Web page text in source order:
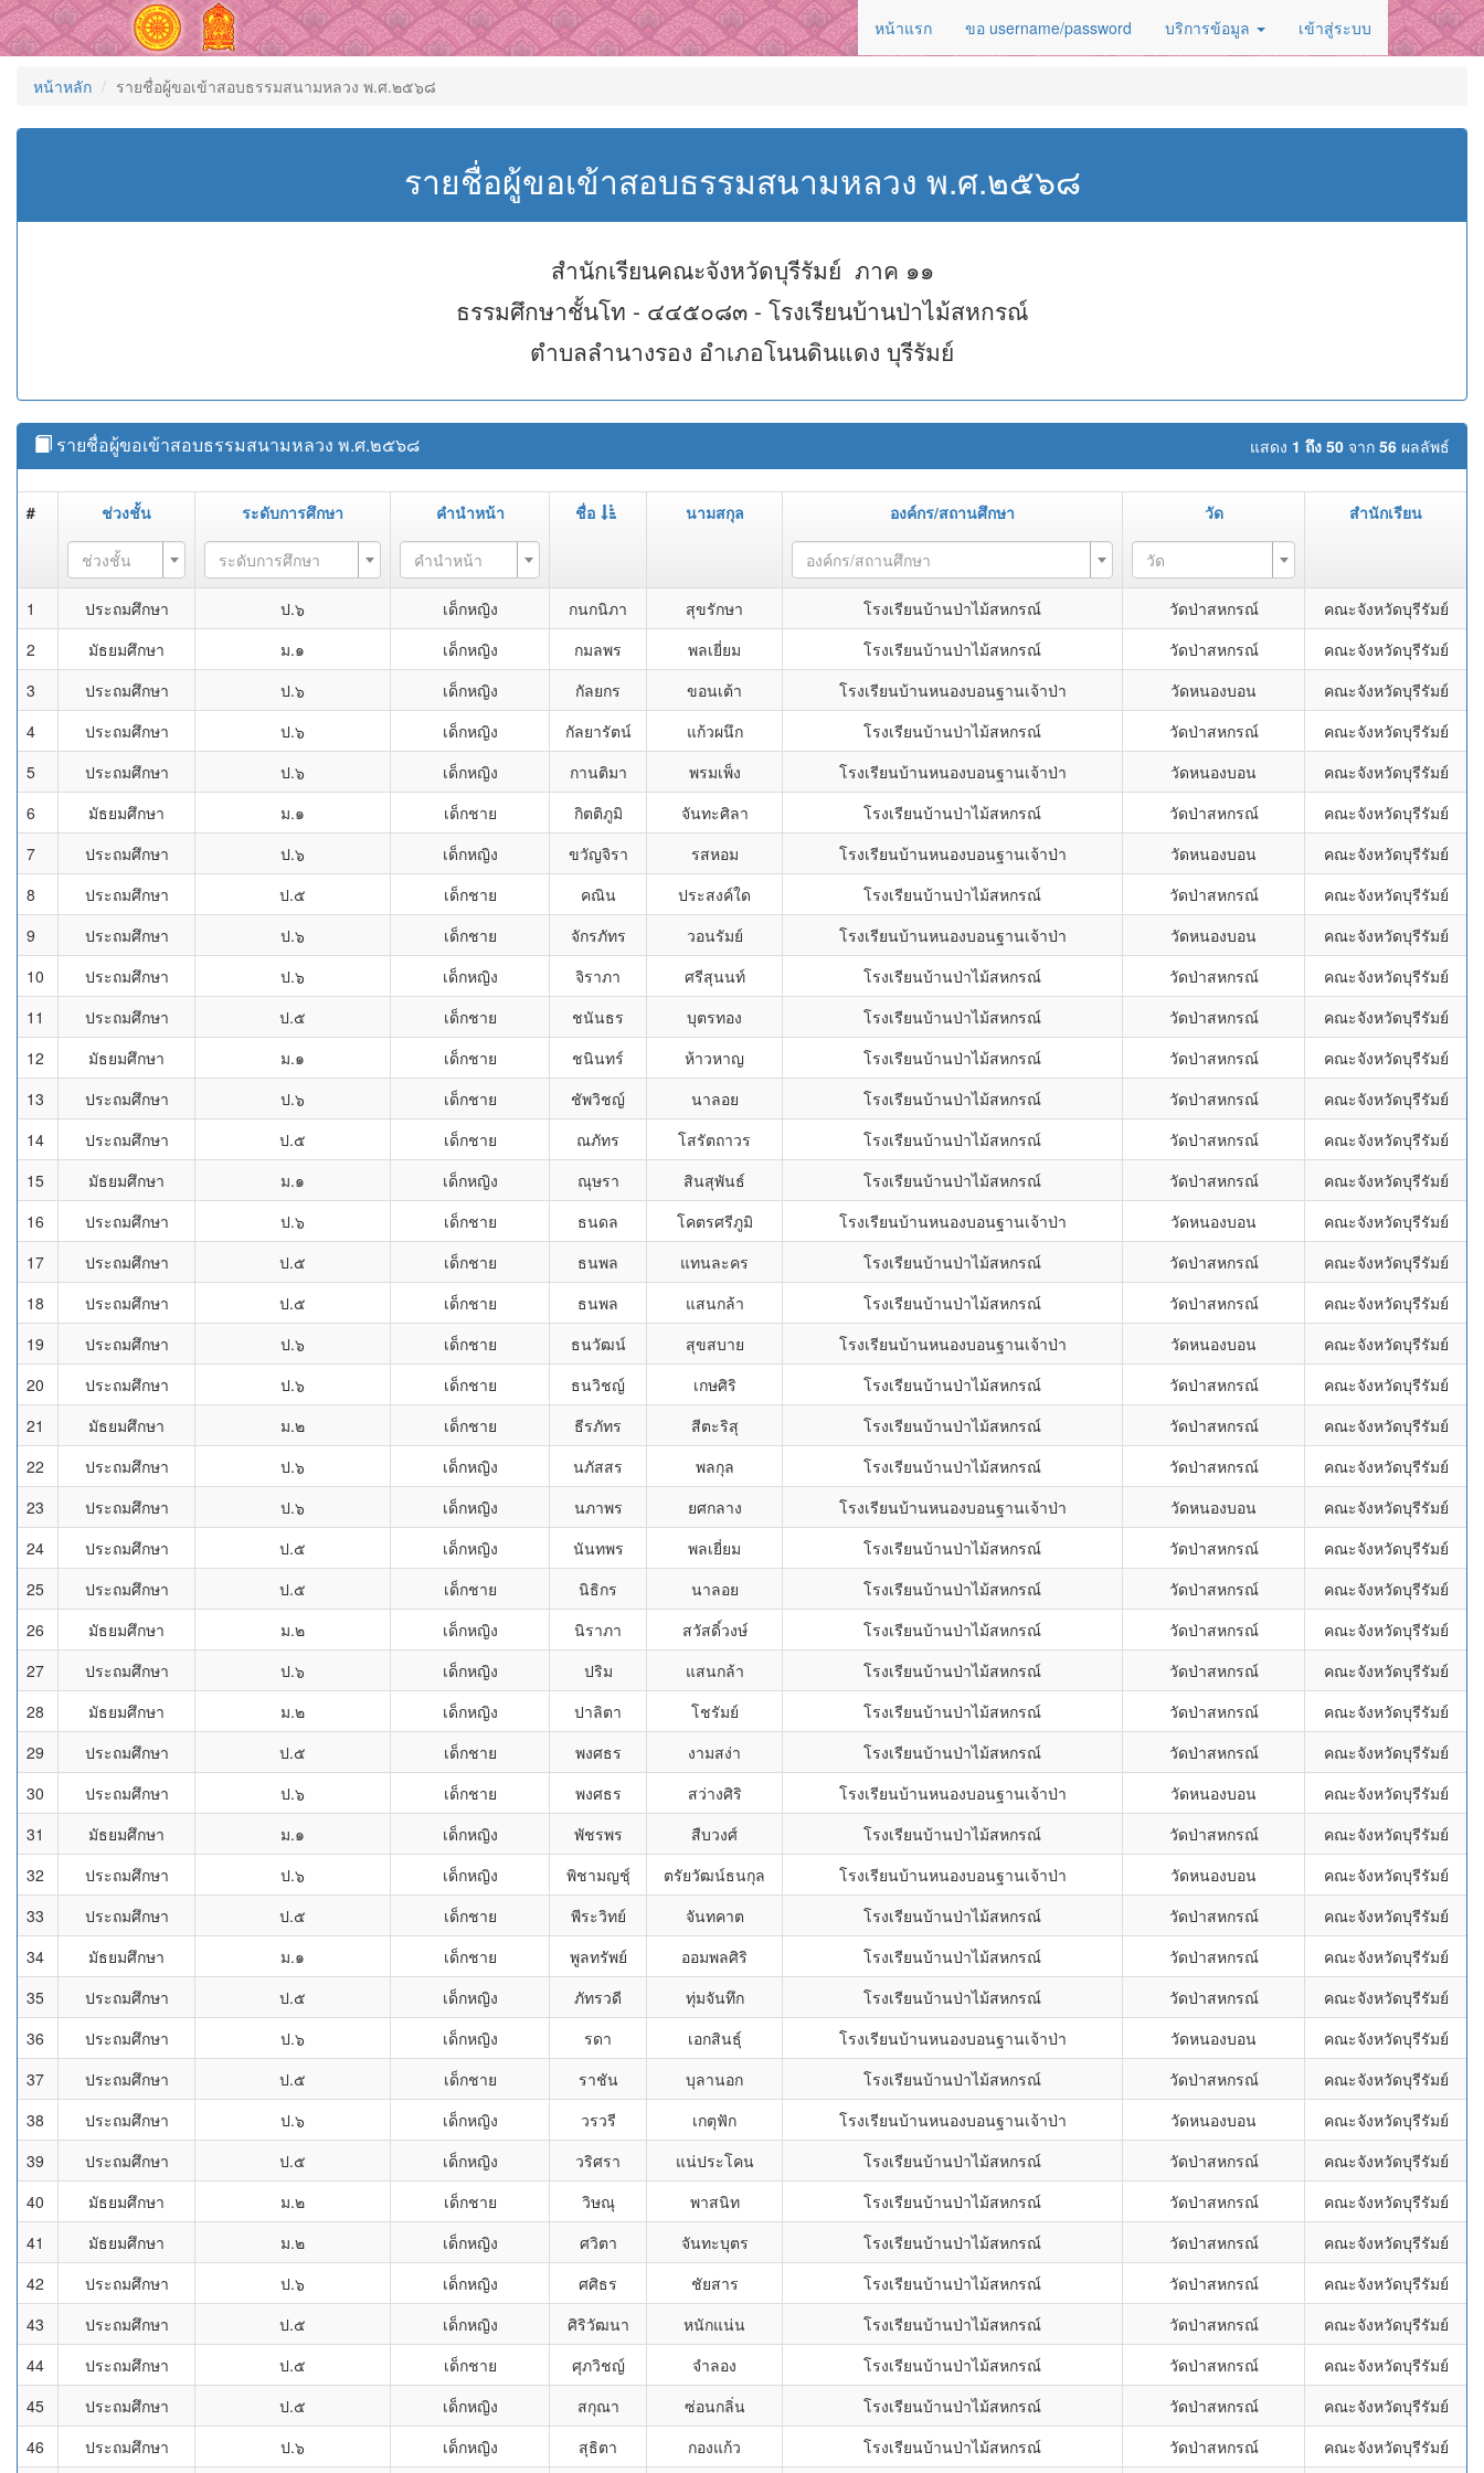
หน้าแรก ขอ username/password บริการข้อมูล เข้าสู่ระบบ
หน้าหลัก รายชื่อผู้ขอเข้าสอบธรรมสนามหลวง พ.ศ.๒๕๖๘
รายชื่อผู้ขอเข้าสอบธรรมสนามหลวง พ.ศ.๒๕๖๘
สำนักเรียนคณะจังหวัดบุรีรัมย์ ภาค ๑๑
ธรรมศึกษาชั้นโท - ๔๔๕๐๘๓ - โรงเรียนบ้านป่าไม้สหกรณ์
ตำบลลำนางรอง อำเภอโนนดินแดง บุรีรัมย์
แสดง 1 ถึง 50 จาก 56 ผลลัพธ์
รายชื่อผู้ขอเข้าสอบธรรมสนามหลวง พ.ศ.๒๕๖๘
# ช่วงชั้น ระดับการศึกษา คำนำหน้า ชื่อ นามสกุล องค์กร/สถานศึกษา วัด สำนักเรียน
ช่วงชั้น ระดับการศึกษา คำนำหน้า องค์กร/สถานศึกษา วัด
1 ประถมศึกษา ป.๖ เด็กหญิง กนกนิภา สุขรักษา โรงเรียนบ้านป่าไม้สหกรณ์ วัดป่าสหกรณ์
คณะจังหวัดบุรีรัมย์
2
มัธยมศึกษา ม.๑ เด็กหญิง กมลพร พลเยี่ยม โรงเรียนบ้านป่าไม้สหกรณ์ วัดป่าสหกรณ์
คณะจังหวัดบุรีรัมย์
3
ประถมศึกษา ป.๖ เด็กหญิง กัลยกร ขอนเต้า โรงเรียนบ้านหนองบอนฐานเจ้าป่า วัดหนองบอน
คณะจังหวัดบุรีรัมย์
4
ประถมศึกษา ป.๖ เด็กหญิง กัลยารัตน์ แก้วผนึก โรงเรียนบ้านป่าไม้สหกรณ์ วัดป่าสหกรณ์
คณะจังหวัดบุรีรัมย์
5
ประถมศึกษา ป.๖ เด็กหญิง กานติมา พรมเพ็ง โรงเรียนบ้านหนองบอนฐานเจ้าป่า วัดหนองบอน
คณะจังหวัดบุรีรัมย์
6
มัธยมศึกษา ม.๑ เด็กชาย กิตติภูมิ จันทะศิลา โรงเรียนบ้านป่าไม้สหกรณ์ วัดป่าสหกรณ์
คณะจังหวัดบุรีรัมย์
7
ประถมศึกษา ป.๖ เด็กหญิง ขวัญจิรา รสหอม โรงเรียนบ้านหนองบอนฐานเจ้าป่า วัดหนองบอน
คณะจังหวัดบุรีรัมย์
8
ประถมศึกษา ป.๕ เด็กชาย คณิน ประสงค์ใด โรงเรียนบ้านป่าไม้สหกรณ์ วัดป่าสหกรณ์
คณะจังหวัดบุรีรัมย์
9
ประถมศึกษา ป.๖ เด็กชาย จักรภัทร วอนรัมย์ โรงเรียนบ้านหนองบอนฐานเจ้าป่า วัดหนองบอน
คณะจังหวัดบุรีรัมย์
10
ประถมศึกษา ป.๖ เด็กหญิง จิราภา ศรีสุนนท์ โรงเรียนบ้านป่าไม้สหกรณ์ วัดป่าสหกรณ์
คณะจังหวัดบุรีรัมย์
11
ประถมศึกษา ป.๕ เด็กชาย ชนันธร บุตรทอง โรงเรียนบ้านป่าไม้สหกรณ์ วัดป่าสหกรณ์
คณะจังหวัดบุรีรัมย์
12
มัธยมศึกษา ม.๑ เด็กชาย ชนินทร์ ห้าวหาญ โรงเรียนบ้านป่าไม้สหกรณ์ วัดป่าสหกรณ์
คณะจังหวัดบุรีรัมย์
13
ประถมศึกษา ป.๖ เด็กชาย ชัพวิชญ์ นาลอย โรงเรียนบ้านป่าไม้สหกรณ์ วัดป่าสหกรณ์
คณะจังหวัดบุรีรัมย์
14
ประถมศึกษา ป.๕ เด็กชาย ณภัทร โสรัตถาวร โรงเรียนบ้านป่าไม้สหกรณ์ วัดป่าสหกรณ์
คณะจังหวัดบุรีรัมย์
15
มัธยมศึกษา ม.๑ เด็กหญิง ณุษรา สินสุพันธ์ โรงเรียนบ้านป่าไม้สหกรณ์ วัดป่าสหกรณ์
คณะจังหวัดบุรีรัมย์
16
ประถมศึกษา ป.๖ เด็กชาย ธนดล โคตรศรีภูมิ โรงเรียนบ้านหนองบอนฐานเจ้าป่า วัดหนองบอน
คณะจังหวัดบุรีรัมย์
17
ประถมศึกษา ป.๕ เด็กชาย ธนพล แทนละคร โรงเรียนบ้านป่าไม้สหกรณ์ วัดป่าสหกรณ์
คณะจังหวัดบุรีรัมย์
18
ประถมศึกษา ป.๕ เด็กชาย ธนพล แสนกล้า โรงเรียนบ้านป่าไม้สหกรณ์ วัดป่าสหกรณ์
คณะจังหวัดบุรีรัมย์
19
ประถมศึกษา ป.๖ เด็กชาย ธนวัฒน์ สุขสบาย โรงเรียนบ้านหนองบอนฐานเจ้าป่า วัดหนองบอน
คณะจังหวัดบุรีรัมย์
20
ประถมศึกษา ป.๖ เด็กชาย ธนวิชญ์ เกษศิริ โรงเรียนบ้านป่าไม้สหกรณ์ วัดป่าสหกรณ์
คณะจังหวัดบุรีรัมย์
21
มัธยมศึกษา ม.๒ เด็กชาย ธีรภัทร สีตะริสุ โรงเรียนบ้านป่าไม้สหกรณ์ วัดป่าสหกรณ์
คณะจังหวัดบุรีรัมย์
22
ประถมศึกษา ป.๖ เด็กหญิง นภัสสร พลกุล โรงเรียนบ้านป่าไม้สหกรณ์ วัดป่าสหกรณ์
คณะจังหวัดบุรีรัมย์
23
ประถมศึกษา ป.๖ เด็กหญิง นภาพร ยศกลาง โรงเรียนบ้านหนองบอนฐานเจ้าป่า วัดหนองบอน
คณะจังหวัดบุรีรัมย์
24
ประถมศึกษา ป.๕ เด็กหญิง นันทพร พลเยี่ยม โรงเรียนบ้านป่าไม้สหกรณ์ วัดป่าสหกรณ์
คณะจังหวัดบุรีรัมย์
25
ประถมศึกษา ป.๕ เด็กชาย นิธิกร นาลอย โรงเรียนบ้านป่าไม้สหกรณ์ วัดป่าสหกรณ์
คณะจังหวัดบุรีรัมย์
26
มัธยมศึกษา ม.๒ เด็กหญิง นิราภา สวัสดิ์วงษ์ โรงเรียนบ้านป่าไม้สหกรณ์ วัดป่าสหกรณ์
คณะจังหวัดบุรีรัมย์
27
ประถมศึกษา ป.๖ เด็กหญิง ปริม แสนกล้า โรงเรียนบ้านป่าไม้สหกรณ์ วัดป่าสหกรณ์
คณะจังหวัดบุรีรัมย์
28
มัธยมศึกษา ม.๒ เด็กหญิง ปาลิตา โชรัมย์ โรงเรียนบ้านป่าไม้สหกรณ์ วัดป่าสหกรณ์
คณะจังหวัดบุรีรัมย์
29
ประถมศึกษา ป.๕ เด็กชาย พงศธร งามสง่า โรงเรียนบ้านป่าไม้สหกรณ์ วัดป่าสหกรณ์
คณะจังหวัดบุรีรัมย์
30
ประถมศึกษา ป.๖ เด็กชาย พงศธร สว่างศิริ โรงเรียนบ้านหนองบอนฐานเจ้าป่า วัดหนองบอน
คณะจังหวัดบุรีรัมย์
31
มัธยมศึกษา ม.๑ เด็กหญิง พัชรพร สืบวงศ์ โรงเรียนบ้านป่าไม้สหกรณ์ วัดป่าสหกรณ์
คณะจังหวัดบุรีรัมย์
32
ประถมศึกษา ป.๖ เด็กหญิง พิชามญชุ์ ตรัยวัฒน์ธนกุล โรงเรียนบ้านหนองบอนฐานเจ้าป่า วัดหนองบอน
คณะจังหวัดบุรีรัมย์
33
ประถมศึกษา ป.๕ เด็กชาย พีระวิทย์ จันทคาต โรงเรียนบ้านป่าไม้สหกรณ์ วัดป่าสหกรณ์
คณะจังหวัดบุรีรัมย์
34
มัธยมศึกษา ม.๑ เด็กชาย พูลทรัพย์ ออมพลศิริ โรงเรียนบ้านป่าไม้สหกรณ์ วัดป่าสหกรณ์
คณะจังหวัดบุรีรัมย์
35
ประถมศึกษา ป.๕ เด็กหญิง ภัทรวดี ทุ่มจันทึก โรงเรียนบ้านป่าไม้สหกรณ์ วัดป่าสหกรณ์
คณะจังหวัดบุรีรัมย์
36
ประถมศึกษา ป.๖ เด็กหญิง รดา เอกสินธุ์ โรงเรียนบ้านหนองบอนฐานเจ้าป่า วัดหนองบอน
คณะจังหวัดบุรีรัมย์
37
ประถมศึกษา ป.๕ เด็กชาย ราชัน บุลานอก โรงเรียนบ้านป่าไม้สหกรณ์ วัดป่าสหกรณ์
คณะจังหวัดบุรีรัมย์
38
ประถมศึกษา ป.๖ เด็กหญิง วรวรี เกตุฟัก โรงเรียนบ้านหนองบอนฐานเจ้าป่า วัดหนองบอน
คณะจังหวัดบุรีรัมย์
39
ประถมศึกษา ป.๕ เด็กหญิง วริศรา แน่ประโคน โรงเรียนบ้านป่าไม้สหกรณ์ วัดป่าสหกรณ์
คณะจังหวัดบุรีรัมย์
40
มัธยมศึกษา ม.๒ เด็กชาย วิษณุ พาสนิท โรงเรียนบ้านป่าไม้สหกรณ์ วัดป่าสหกรณ์
คณะจังหวัดบุรีรัมย์
41
มัธยมศึกษา ม.๒ เด็กหญิง ศวิตา จันทะบุตร โรงเรียนบ้านป่าไม้สหกรณ์ วัดป่าสหกรณ์
คณะจังหวัดบุรีรัมย์
42
ประถมศึกษา ป.๖ เด็กหญิง ศศิธร ชัยสาร โรงเรียนบ้านป่าไม้สหกรณ์ วัดป่าสหกรณ์
คณะจังหวัดบุรีรัมย์
43
ประถมศึกษา ป.๕ เด็กหญิง ศิริวัฒนา หนักแน่น โรงเรียนบ้านป่าไม้สหกรณ์ วัดป่าสหกรณ์
คณะจังหวัดบุรีรัมย์
44
ประถมศึกษา ป.๕ เด็กชาย ศุภวิชญ์ จำลอง โรงเรียนบ้านป่าไม้สหกรณ์ วัดป่าสหกรณ์
คณะจังหวัดบุรีรัมย์
45
ประถมศึกษา ป.๕ เด็กหญิง สกุณา ซ่อนกลิ่น โรงเรียนบ้านป่าไม้สหกรณ์ วัดป่าสหกรณ์
คณะจังหวัดบุรีรัมย์
46
ประถมศึกษา ป.๖ เด็กหญิง สุธิตา กองแก้ว โรงเรียนบ้านป่าไม้สหกรณ์ วัดป่าสหกรณ์ คณะจังหวัดบุรีรัมย์